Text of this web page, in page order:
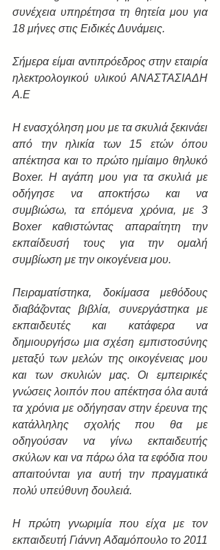
συνέχεια υπηρέτησα τη θητεία μου για
18 μήνες στις Ειδικές Δυνάμεις.
Σήμερα είμαι αντιπρόεδρος στην εταιρία
ηλεκτρολογικού υλικού ΑΝΑΣΤΑΣΙΑΔΗ
Α.Ε
Η ενασχόληση μου με τα σκυλιά ξεκινάει
από την ηλικία των 15 ετών όπου
απέκτησα και το πρώτο ημίαιμο θηλυκό
Boxer. Η αγάπη μου για τα σκυλιά με
οδήγησε να αποκτήσω και να
συμβιώσω, τα επόμενα χρόνια, με 3
Boxer καθιστώντας απαραίτητη την
εκπαίδευσή τους για την ομαλή
συμβίωση με την οικογένεια μου.
Πειραματίστηκα, δοκίμασα μεθόδους
διαβάζοντας βιβλία, συνεργάστηκα με
εκπαιδευτές και κατάφερα να
δημιουργήσω μια σχέση εμπιστοσύνης
μεταξύ των μελών της οικογένειας μου
και των σκυλιών μας. Οι εμπειρικές
γνώσεις λοιπόν που απέκτησα όλα αυτά
τα χρόνια με οδήγησαν στην έρευνα της
κατάλληλης σχολής που θα με
οδηγούσαν να γίνω εκπαιδευτής
σκύλων και να πάρω όλα τα εφόδια που
απαιτούνται για αυτή την πραγματικά
πολύ υπεύθυνη δουλειά.
Η πρώτη γνωριμία που είχα με τον
εκπαιδευτή Γιάννη Αδαμόπουλο το 2011